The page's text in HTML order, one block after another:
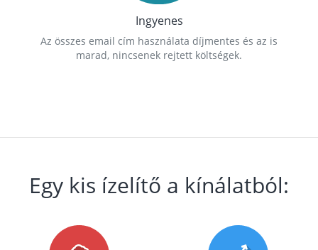
Ingyenes
Az összes email cím használata díjmentes és az is
marad, nincsenek rejtett költségek.
Egy kis ízelítő a kínálatból: